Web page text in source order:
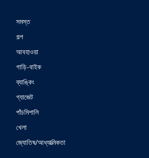
সমস্ত
গল্প
আবহাওয়া
গাড়ি-বাইক
ব্যাঙ্কিং
গ্যাজেট
পাঁচমিশালি
খেলা
জ্যোতিষ/আধ্যাত্মিকতা